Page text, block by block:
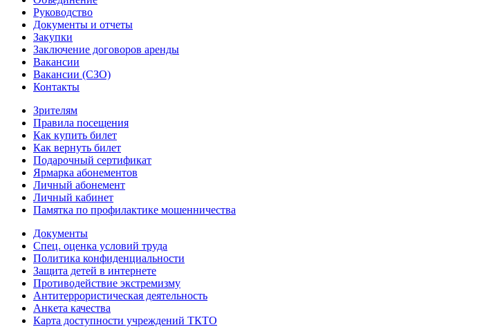
Руководство
Документы и отчеты
Закупки
Заключение договоров аренды
Вакансии
Вакансии (СЗО)
Контакты
Зрителям
Правила посещения
Как купить билет
Как вернуть билет
Подарочный сертификат
Ярмарка абонементов
Личный абонемент
Личный кабинет
Памятка по профилактике мошенничества
Документы
Спец. оценка условий труда
Политика конфиденциальности
Защита детей в интернете
Противодействие экстремизму
Антитеррористическая деятельность
Анкета качества
Карта доступности учреждений ТКТО